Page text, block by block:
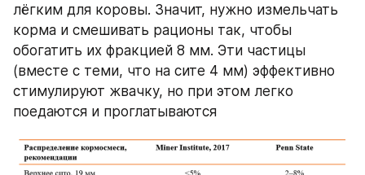
лёгким для коровы. Значит, нужно измельчать
корма и смешивать рационы так, чтобы
обогатить их фракцией 8 мм. Эти частицы
(вместе с теми, что на сите 4 мм) эффективно
стимулируют жвачку, но при этом легко
поедаются и проглатываются